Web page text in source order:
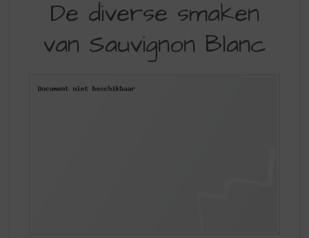
DIVERSE
SMAKEN
SAUVIGNON
De diverse smaken
van Sauvignon Blanc